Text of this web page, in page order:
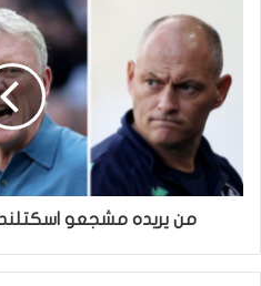
من يريده مشجعو